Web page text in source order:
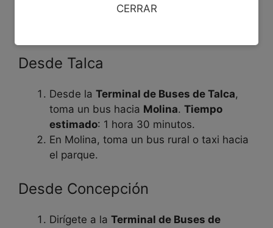
varían según la temporada, así que verifica con
Desde Talca
Desde la Terminal de Buses de Talca,
toma un bus hacia Molina. Tiempo
estimado: 1 hora 30 minutos.
En Molina, toma un bus rural o taxi hacia
el parque.
Desde Concepción
Dirígete a la Terminal de Buses de
CERRAR